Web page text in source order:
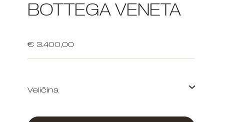
BOTTEGA VENETA
€ 3.400,00